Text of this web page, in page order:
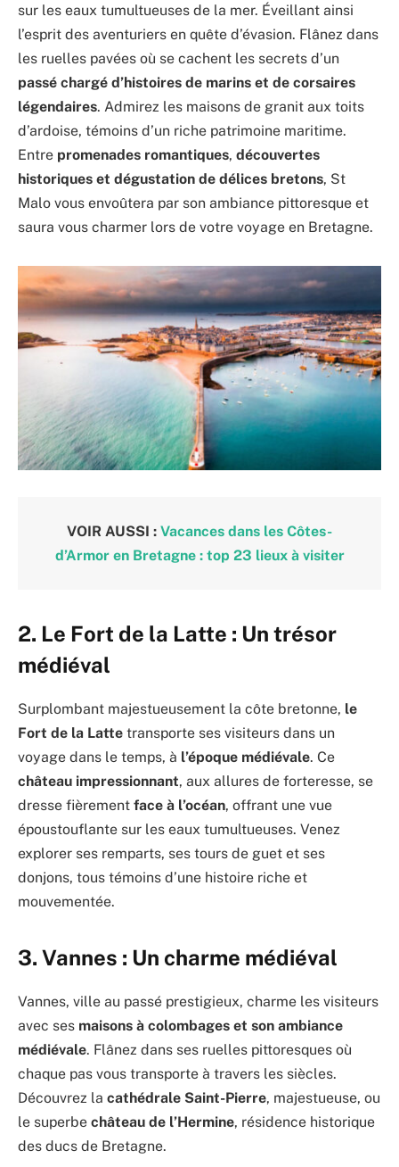
sur les eaux tumultueuses de la mer. Éveillant ainsi
l’esprit des aventuriers en quête d’évasion. Flânez dans
les ruelles pavées où se cachent les secrets d’un
passé chargé d’histoires de marins et de corsaires
légendaires. Admirez les maisons de granit aux toits
d’ardoise, témoins d’un riche patrimoine maritime.
Entre promenades romantiques, découvertes
historiques et dégustation de délices bretons, St
Malo vous envoûtera par son ambiance pittoresque et
saura vous charmer lors de votre voyage en Bretagne.
VOIR AUSSI : Vacances dans les Côtes-
d’Armor en Bretagne : top 23 lieux à visiter
2. Le Fort de la Latte : Un trésor
médiéval
Surplombant majestueusement la côte bretonne, le
Fort de la Latte transporte ses visiteurs dans un
voyage dans le temps, à l’époque médiévale. Ce
château impressionnant, aux allures de forteresse, se
dresse fièrement face à l’océan, offrant une vue
époustouflante sur les eaux tumultueuses. Venez
explorer ses remparts, ses tours de guet et ses
donjons, tous témoins d’une histoire riche et
mouvementée.
3. Vannes : Un charme médiéval
Vannes, ville au passé prestigieux, charme les visiteurs
avec ses maisons à colombages et son ambiance
médiévale. Flânez dans ses ruelles pittoresques où
chaque pas vous transporte à travers les siècles.
Découvrez la cathédrale Saint-Pierre, majestueuse, ou
le superbe château de l’Hermine, résidence historique
des ducs de Bretagne.